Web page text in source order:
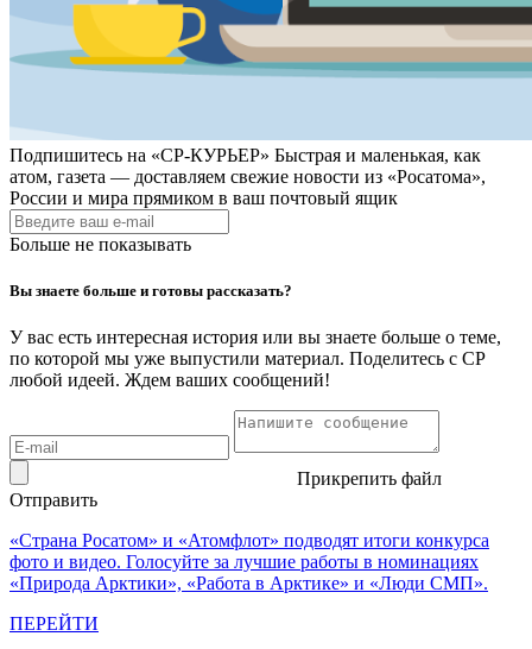
Подпишитесь на «СР-КУРЬЕР» Быстрая и маленькая, как
атом, газета — доставляем свежие новости из «Росатома»,
России и мира прямиком в ваш почтовый ящик
Больше не показывать
Вы знаете больше и готовы рассказать?
У вас есть интересная история или вы знаете больше о теме,
по которой мы уже выпустили материал. Поделитесь с СР
любой идеей. Ждем ваших сообщений!
Прикрепить файл
Отправить
«Страна Росатом» и «Атомфлот» подводят итоги конкурса
фото и видео. Голосуйте за лучшие работы в номинациях
«Природа Арктики», «Работа в Арктике» и «Люди СМП».
ПЕРЕЙТИ